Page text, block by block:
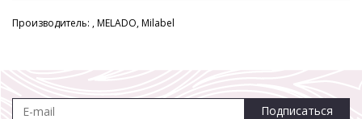
Производитель: , MELADO, Milabel
Подписаться